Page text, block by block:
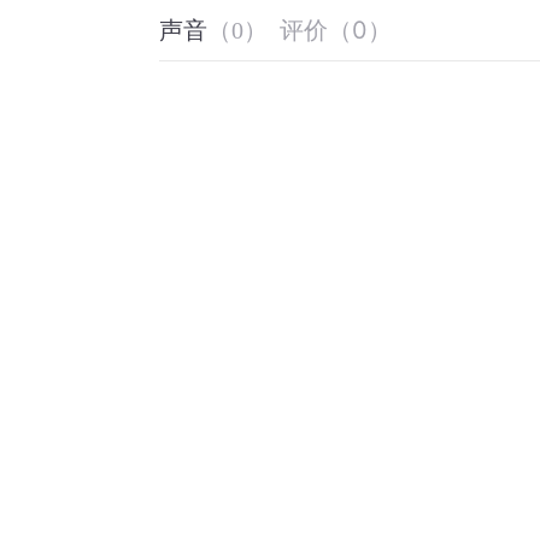
声音 （0） 评价 （0 ）